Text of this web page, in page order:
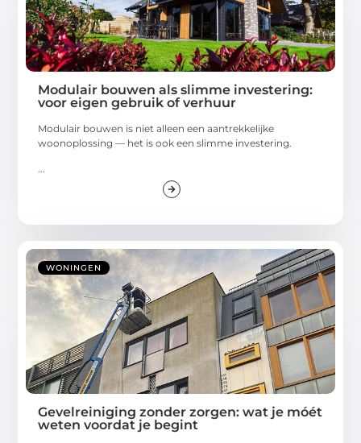
Modulair bouwen als slimme investering:
voor eigen gebruik of verhuur
Modulair bouwen is niet alleen een aantrekkelijke
woonoplossing — het is ook een slimme investering.
...
WONINGEN
Gevelreiniging zonder zorgen: wat je móét
weten voordat je begint